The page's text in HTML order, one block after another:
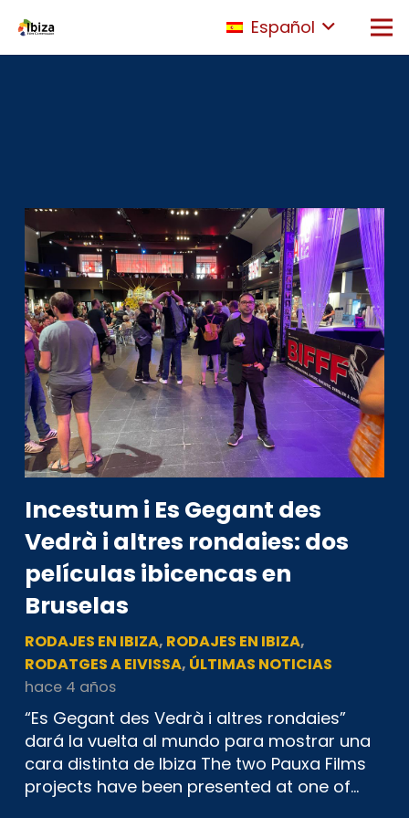
Español
Incestum i Es Gegant des
Vedrà i altres rondaies: dos
películas ibicencas en
Bruselas
RODAJES EN IBIZA, RODAJES EN IBIZA,
RODATGES A EIVISSA, ÚLTIMAS NOTICIAS
hace 4 años
“Es Gegant des Vedrà i altres rondaies”
dará la vuelta al mundo para mostrar una
cara distinta de Ibiza The two Pauxa Films
projects have been presented at one of…